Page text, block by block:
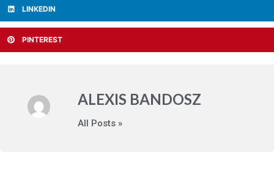
LINKEDIN
PINTEREST
ALEXIS BANDOSZ
All Posts »